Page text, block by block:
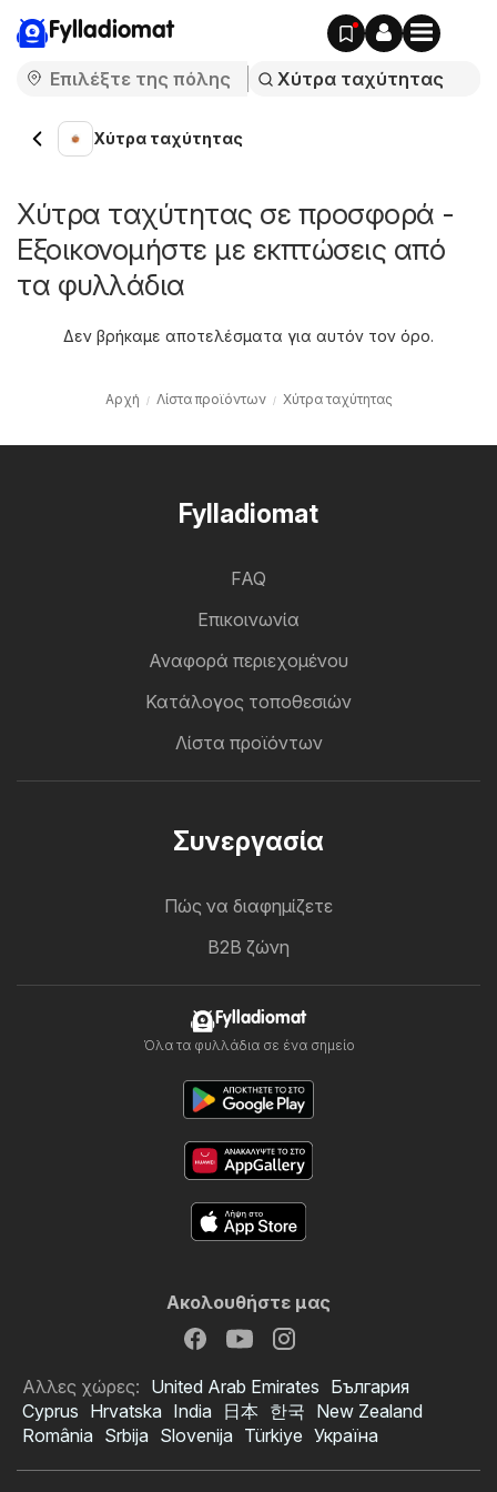
Fylladiomat
Χύτρα ταχύτητας
Χύτρα ταχύτητας σε προσφορά -
Εξοικονομήστε με εκπτώσεις από
τα φυλλάδια
Δεν βρήκαμε αποτελέσματα για αυτόν τον όρο.
Αρχή Λίστα προϊόντων Χύτρα ταχύτητας
Fylladiomat
FAQ
Επικοινωνία
Αναφορά περιεχομένου
Κατάλογος τοποθεσιών
Λίστα προϊόντων
Συνεργασία
Πώς να διαφημίζετε
B2B ζώνη
Fylladiomat
Όλα τα φυλλάδια σε ένα σημείο
Ακολουθήστε μας
Αλλες χώρες: United Arab Emirates България
Cyprus Hrvatska India 日本 한국 New Zealand
România Srbija Slovenija Türkiye Україна